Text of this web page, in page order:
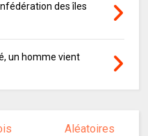
des îles
un homme vient
Aléatoires